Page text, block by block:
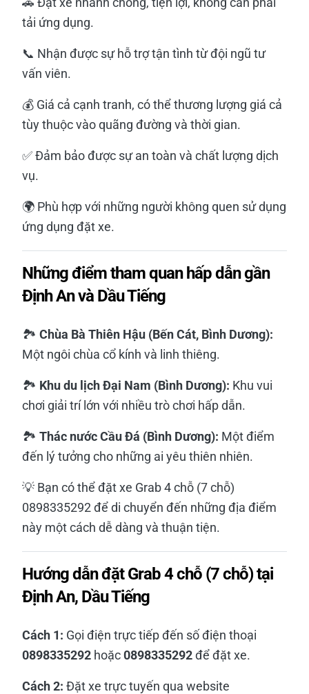
tải ứng dụng.
📞 Nhận được sự hỗ trợ tận tình từ đội ngũ tư
vấn viên.
💰 Giá cả cạnh tranh, có thể thương lượng giá cả
tùy thuộc vào quãng đường và thời gian.
✅ Đảm bảo được sự an toàn và chất lượng dịch
vụ.
🌍 Phù hợp với những người không quen sử dụng
ứng dụng đặt xe.
Những điểm tham quan hấp dẫn gần
Định An và Dầu Tiếng
🏞️ Chùa Bà Thiên Hậu (Bến Cát, Bình Dương):
Một ngôi chùa cổ kính và linh thiêng.
🏞️ Khu du lịch Đại Nam (Bình Dương): Khu vui
chơi giải trí lớn với nhiều trò chơi hấp dẫn.
🏞️ Thác nước Cầu Đá (Bình Dương): Một điểm
đến lý tưởng cho những ai yêu thiên nhiên.
💡 Bạn có thể đặt xe Grab 4 chỗ (7 chỗ)
0898335292 để di chuyển đến những địa điểm
này một cách dễ dàng và thuận tiện.
Hướng dẫn đặt Grab 4 chỗ (7 chỗ) tại
Định An, Dầu Tiếng
Cách 1: Gọi điện trực tiếp đến số điện thoại
0898335292 hoặc0898335292để đặt xe.
Cách 2: Đặt xe trực tuyến qua website